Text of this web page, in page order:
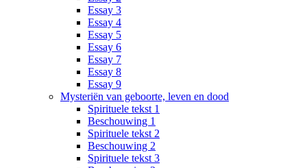
Essay 3
Essay 4
Essay 5
Essay 6
Essay 7
Essay 8
Essay 9
Mysteriën van geboorte, leven en dood
Spirituele tekst 1
Beschouwing 1
Spirituele tekst 2
Beschouwing 2
Spirituele tekst 3